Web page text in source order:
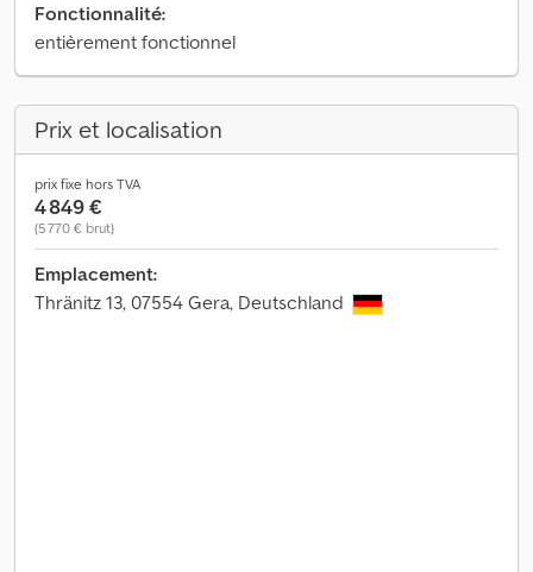
Fonctionnalité:
entièrement fonctionnel
Prix et localisation
prix fixe hors TVA
4 849 €
(5 770 € brut)
Emplacement:
Thränitz 13, 07554 Gera, Deutschland